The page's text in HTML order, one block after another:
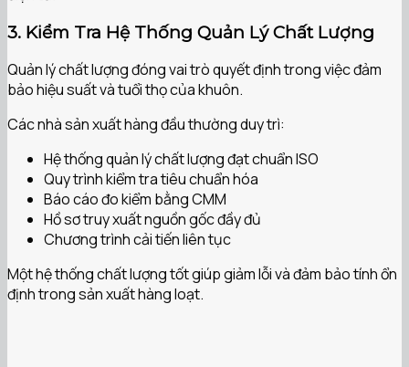
3. Kiểm Tra Hệ Thống Quản Lý Chất Lượng
Quản lý chất lượng đóng vai trò quyết định trong việc đảm
bảo hiệu suất và tuổi thọ của khuôn.
Các nhà sản xuất hàng đầu thường duy trì:
Hệ thống quản lý chất lượng đạt chuẩn ISO
Quy trình kiểm tra tiêu chuẩn hóa
Báo cáo đo kiểm bằng CMM
Hồ sơ truy xuất nguồn gốc đầy đủ
Chương trình cải tiến liên tục
Một hệ thống chất lượng tốt giúp giảm lỗi và đảm bảo tính ổn
định trong sản xuất hàng loạt.